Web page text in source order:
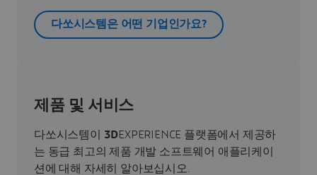
다쏘시스템은 어떤 기업인가요?
제품 및 서비스
다쏘시스템이 3DEXPERIENCE 플랫폼에서 제공하
는 동급 최고의 제품 개발 소프트웨어 애플리케이
션에 대해 자세히 알아보십시오.